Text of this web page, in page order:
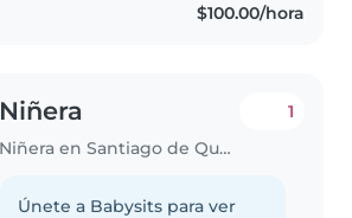
$100.00/hora
Niñera
Niñera en Santiago de Querétaro
1
Únete a Babysits para ver